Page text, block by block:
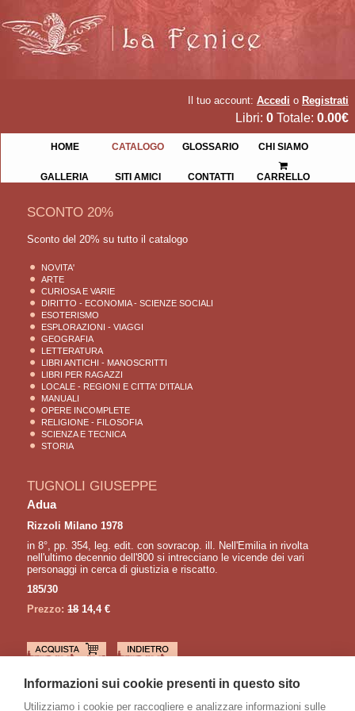
Il tuo account: Accedi o Registrati
Libri: 0 Totale: 0.00€
HOME CATALOGO GLOSSARIO CHI SIAMO
GALLERIA SITI AMICI CONTATTI CARRELLO
SCONTO 20%
Sconto del 20% su tutto il catalogo
NOVITA'
ARTE
CURIOSA E VARIE
DIRITTO - ECONOMIA - SCIENZE SOCIALI
ESOTERISMO
ESPLORAZIONI - VIAGGI
GEOGRAFIA
LETTERATURA
LIBRI ANTICHI - MANOSCRITTI
LIBRI PER RAGAZZI
LOCALE - REGIONI E CITTA' D'ITALIA
MANUALI
OPERE INCOMPLETE
RELIGIONE - FILOSOFIA
SCIENZA E TECNICA
STORIA
TUGNOLI GIUSEPPE
Adua
Rizzoli Milano 1978
in 8°, pp. 354, leg. edit. con sovracop. ill. Nell'Emilia in rivolta
nell'ultimo decennio dell'800 si intrecciano le vicende dei vari
personaggi in cerca di giustizia e riscatto.
185/30
Prezzo: 1814,4 €
LETTURE CONSIGLIATE
Informazioni sui cookie presenti in questo sito
Utilizziamo i cookie per raccogliere e analizzare informazioni sulle